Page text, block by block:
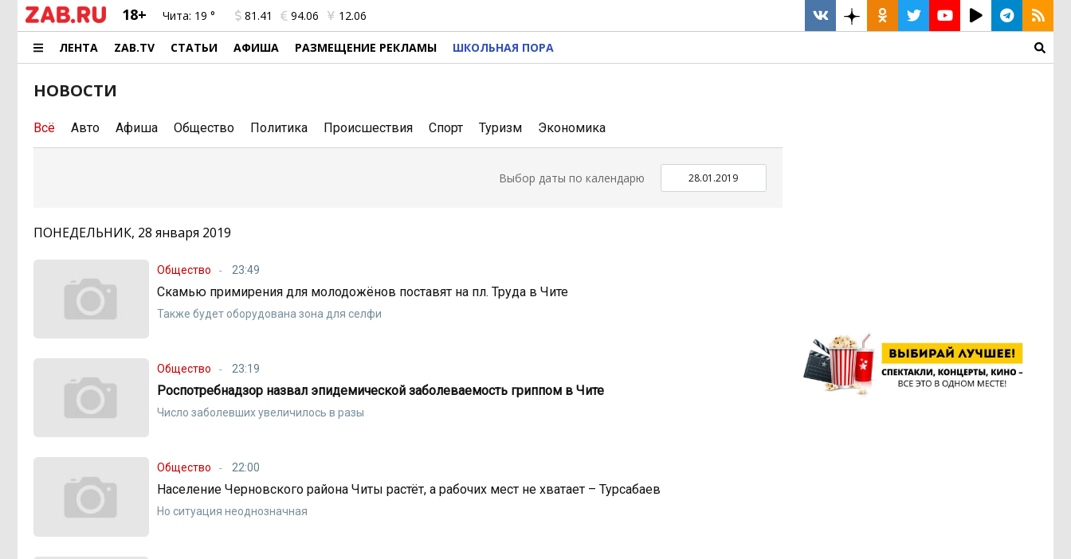
18+ Чита: 19 ° 81.41 94.06 12.06
ЛЕНТА ZAB.TV СТАТЬИ АФИША РАЗМЕЩЕНИЕ РЕКЛАМЫ ШКОЛЬНАЯ ПОРА
НОВОСТИ
Всё Авто Афиша Общество Политика Происшествия Спорт Туризм Экономика
Выбор даты по календарю
ПОНЕДЕЛЬНИК, 28 января 2019
Общество 23:49
Скамью примирения для молодожёнов поставят на пл. Труда в Чите
Также будет оборудована зона для селфи
Общество 23:19
Роспотребнадзор назвал эпидемической заболеваемость гриппом в Чите
Число заболевших увеличилось в разы
Общество 22:00
Население Черновского района Читы растёт, а рабочих мест не хватает – Турсабаев
Но ситуация неоднозначная